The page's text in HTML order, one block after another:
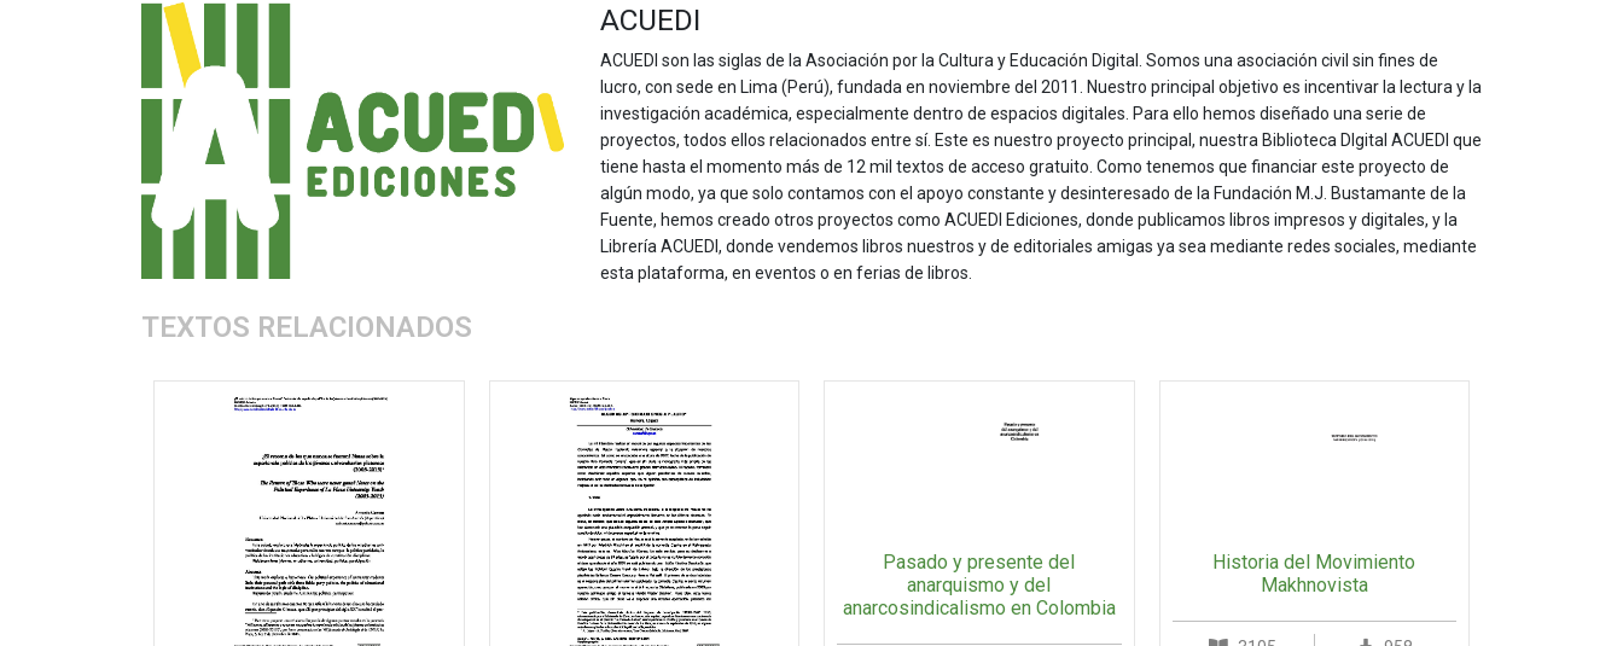
ACUEDI
ACUEDI son las siglas de la Asociación por la Cultura y Educación Digital. Somos una asociación civil sin fines de
lucro, con sede en Lima (Perú), fundada en noviembre del 2011. Nuestro principal objetivo es incentivar la lectura y la
investigación académica, especialmente dentro de espacios digitales. Para ello hemos diseñado una serie de
proyectos, todos ellos relacionados entre sí. Este es nuestro proyecto principal, nuestra Biblioteca DIgital ACUEDI que
tiene hasta el momento más de 12 mil textos de acceso gratuito. Como tenemos que financiar este proyecto de
algún modo, ya que solo contamos con el apoyo constante y desinteresado de la Fundación M.J. Bustamante de la
Fuente, hemos creado otros proyectos como ACUEDI Ediciones, donde publicamos libros impresos y digitales, y la
Librería ACUEDI, donde vendemos libros nuestros y de editoriales amigas ya sea mediante redes sociales, mediante
esta plataforma, en eventos o en ferias de libros.
TEXTOS RELACIONADOS
Pasado y presente del
anarquismo y del
anarcosindicalismo en Colombia
Historia del Movimiento
Makhnovista